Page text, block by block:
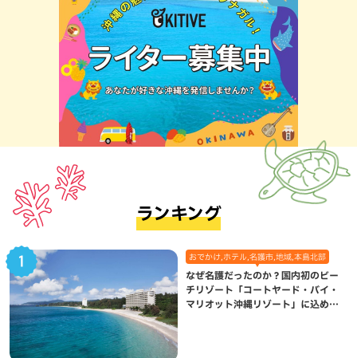
ランキング
おでかけ,ホテル,名護市,地域,本島北部
なぜ名護だったのか？国内初のビー
チリゾート「コートヤード・バイ・
マリオット沖縄リゾート」に込めら